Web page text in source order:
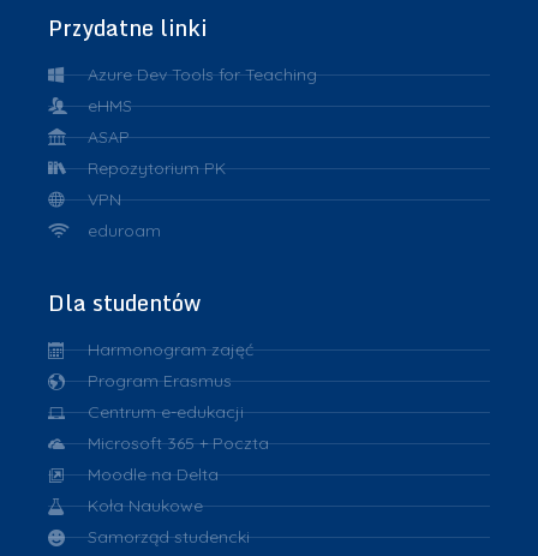
Przydatne linki
Azure Dev Tools for Teaching
eHMS
ASAP
Repozytorium PK
VPN
eduroam
Dla studentów
Harmonogram zajęć
Program Erasmus
Centrum e-edukacji
Microsoft 365 + Poczta
Moodle na Delta
Koła Naukowe
Samorząd studencki